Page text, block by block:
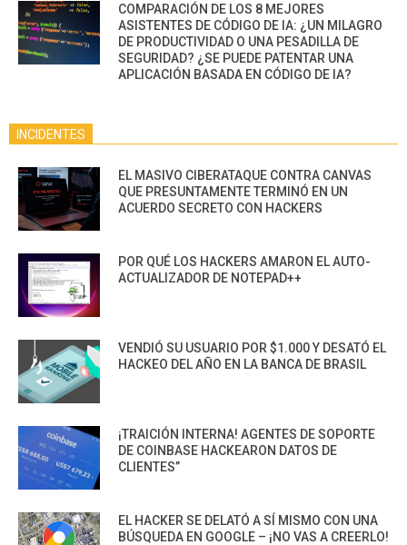
COMPARACIÓN DE LOS 8 MEJORES
ASISTENTES DE CÓDIGO DE IA: ¿UN MILAGRO
DE PRODUCTIVIDAD O UNA PESADILLA DE
SEGURIDAD? ¿SE PUEDE PATENTAR UNA
APLICACIÓN BASADA EN CÓDIGO DE IA?
INCIDENTES
EL MASIVO CIBERATAQUE CONTRA CANVAS
QUE PRESUNTAMENTE TERMINÓ EN UN
ACUERDO SECRETO CON HACKERS
POR QUÉ LOS HACKERS AMARON EL AUTO-
ACTUALIZADOR DE NOTEPAD++
VENDIÓ SU USUARIO POR $1.000 Y DESATÓ EL
HACKEO DEL AÑO EN LA BANCA DE BRASIL
¡TRAICIÓN INTERNA! AGENTES DE SOPORTE
DE COINBASE HACKEARON DATOS DE
CLIENTES”
EL HACKER SE DELATÓ A SÍ MISMO CON UNA
BÚSQUEDA EN GOOGLE – ¡NO VAS A CREERLO!